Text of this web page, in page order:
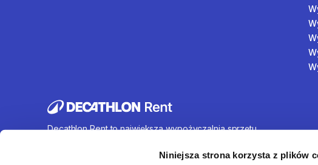
Niniejsza strona korzysta z plików
Decathlon Rent to największa wypożyczalnia sprzętu
wynajem rowerów, sprzętu turystycznego, sprzętu do